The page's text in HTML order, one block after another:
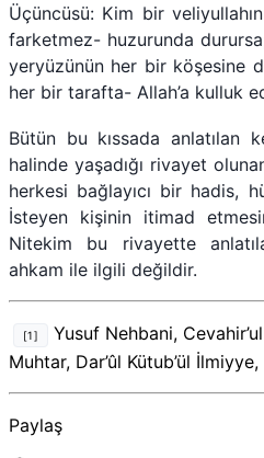
Üçüncüsü: Kim bir
farketmez- huzurunda
yeryüzünün her bir köşesine
her bir tarafta- Allah’a kulluk
Bütün bu kıssada anlatılan
halinde yaşadığı rivayet
herkesi bağlayıcı bir hadis,
İsteyen kişinin itimad
Nitekim bu rivayette
ahkam ile ilgili değildir.
[1]
Yusuf Nehbani,
Muhtar, Dar’ûl Kütub’ül
Paylaş